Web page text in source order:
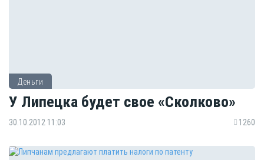
Деньги
У Липецка будет свое «Сколково»
30.10.2012 11:03 1260